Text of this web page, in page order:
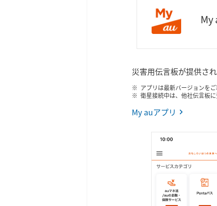
My
災害用伝言板が提供さ
アプリは最新バージョンを
衛星接続中は、他社伝言板
My auアプリ